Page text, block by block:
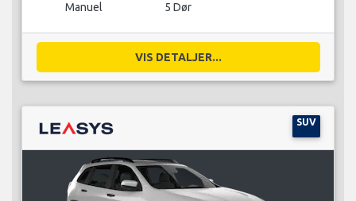
Manuel 5 Dør
VIS DETALJER...
SUV